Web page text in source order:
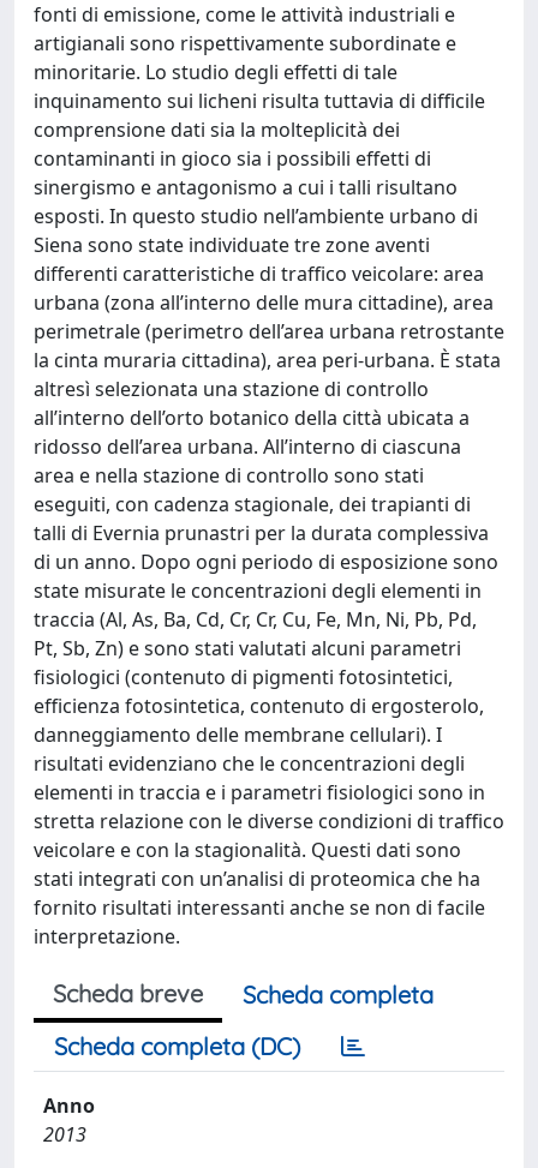
fonti di emissione, come le attività industriali e
artigianali sono rispettivamente subordinate e
minoritarie. Lo studio degli effetti di tale
inquinamento sui licheni risulta tuttavia di difficile
comprensione dati sia la molteplicità dei
contaminanti in gioco sia i possibili effetti di
sinergismo e antagonismo a cui i talli risultano
esposti. In questo studio nell’ambiente urbano di
Siena sono state individuate tre zone aventi
differenti caratteristiche di traffico veicolare: area
urbana (zona all’interno delle mura cittadine), area
perimetrale (perimetro dell’area urbana retrostante
la cinta muraria cittadina), area peri-urbana. È stata
altresì selezionata una stazione di controllo
all’interno dell’orto botanico della città ubicata a
ridosso dell’area urbana. All’interno di ciascuna
area e nella stazione di controllo sono stati
eseguiti, con cadenza stagionale, dei trapianti di
talli di Evernia prunastri per la durata complessiva
di un anno. Dopo ogni periodo di esposizione sono
state misurate le concentrazioni degli elementi in
traccia (Al, As, Ba, Cd, Cr, Cr, Cu, Fe, Mn, Ni, Pb, Pd,
Pt, Sb, Zn) e sono stati valutati alcuni parametri
fisiologici (contenuto di pigmenti fotosintetici,
efficienza fotosintetica, contenuto di ergosterolo,
danneggiamento delle membrane cellulari). I
risultati evidenziano che le concentrazioni degli
elementi in traccia e i parametri fisiologici sono in
stretta relazione con le diverse condizioni di traffico
veicolare e con la stagionalità. Questi dati sono
stati integrati con un’analisi di proteomica che ha
fornito risultati interessanti anche se non di facile
interpretazione.
Scheda breve
Scheda completa
Scheda completa (DC)
Anno
2013